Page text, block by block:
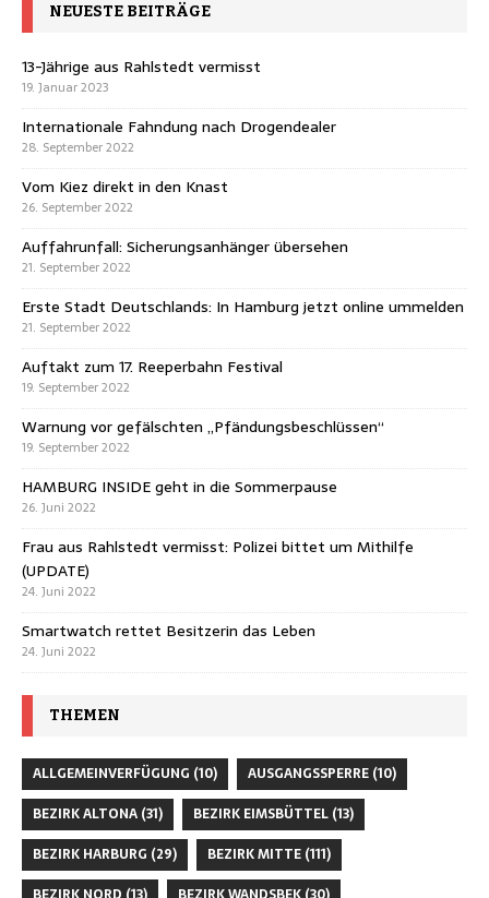
NEUESTE BEITRÄGE
13-Jährige aus Rahlstedt vermisst
19. Januar 2023
Internationale Fahndung nach Drogendealer
28. September 2022
Vom Kiez direkt in den Knast
26. September 2022
Auffahrunfall: Sicherungsanhänger übersehen
21. September 2022
Erste Stadt Deutschlands: In Hamburg jetzt online ummelden
21. September 2022
Auftakt zum 17. Reeperbahn Festival
19. September 2022
Warnung vor gefälschten „Pfändungsbeschlüssen“
19. September 2022
HAMBURG INSIDE geht in die Sommerpause
26. Juni 2022
Frau aus Rahlstedt vermisst: Polizei bittet um Mithilfe
(UPDATE)
24. Juni 2022
Smartwatch rettet Besitzerin das Leben
24. Juni 2022
THEMEN
ALLGEMEINVERFÜGUNG (10) AUSGANGSSPERRE (10)
BEZIRK ALTONA (31) BEZIRK EIMSBÜTTEL (13)
BEZIRK HARBURG (29) BEZIRK MITTE (111)